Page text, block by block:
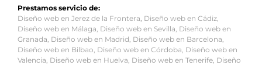
Prestamos servicio de:
Diseño web en Jerez de la Frontera Diseño web en Cádiz
Diseño web en Málaga Diseño web en Sevilla Diseño web en
Granada Diseño web en Madrid Diseño web en Barcelona
Diseño web en Bilbao Diseño web en Córdoba Diseño web en
Valencia Diseño web en Huelva Diseño web en Tenerife Diseño